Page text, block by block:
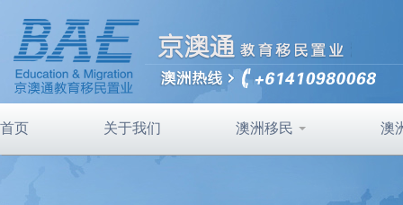
首页 关于我们 澳洲移民 澳